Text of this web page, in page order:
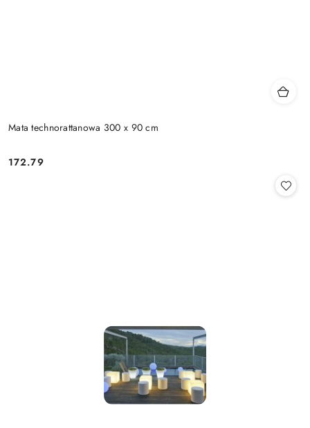
Mata technorattanowa 300 x 90 cm
Cena:
172.79